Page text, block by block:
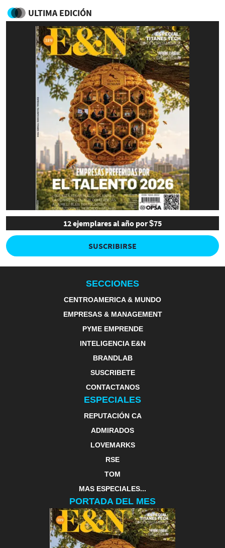
ULTIMA EDICIÓN
12 ejemplares al año por $75
SUSCRIBIRSE
SECCIONES
CENTROAMERICA & MUNDO
EMPRESAS & MANAGEMENT
PYME EMPRENDE
INTELIGENCIA E&N
BRANDLAB
SUSCRIBETE
CONTACTANOS
ESPECIALES
REPUTACIÓN CA
ADMIRADOS
LOVEMARKS
RSE
TOM
MAS ESPECIALES...
PORTADA DEL MES